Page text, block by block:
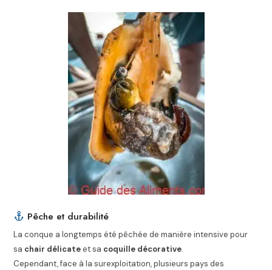
Pêche et durabilité
La conque a longtemps été pêchée de manière intensive pour
sa chair délicateet sa coquille décorative.
Cependant, face à la surexploitation, plusieurs pays des